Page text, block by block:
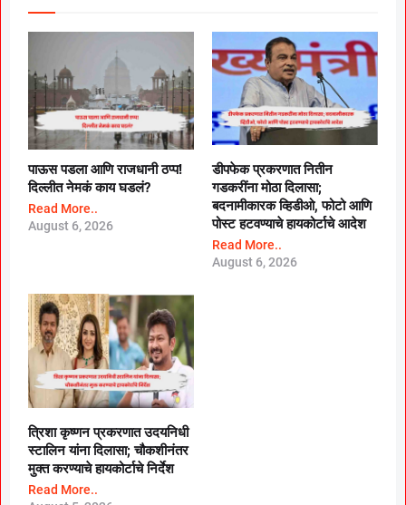
पाऊस पडला आणि राजधानी ठप्प!
दिल्लीत नेमकं काय घडलं?
Read More..
August 6, 2026
डीपफेक प्रकरणात नितीन
गडकरींना मोठा दिलासा;
बदनामीकारक व्हिडीओ, फोटो आणि
पोस्ट हटवण्याचे हायकोर्टाचे आदेश
Read More..
August 6, 2026
त्रिशा कृष्णन प्रकरणात उदयनिधी
स्टालिन यांना दिलासा; चौकशीनंतर
मुक्त करण्याचे हायकोर्टाचे निर्देश
Read More..